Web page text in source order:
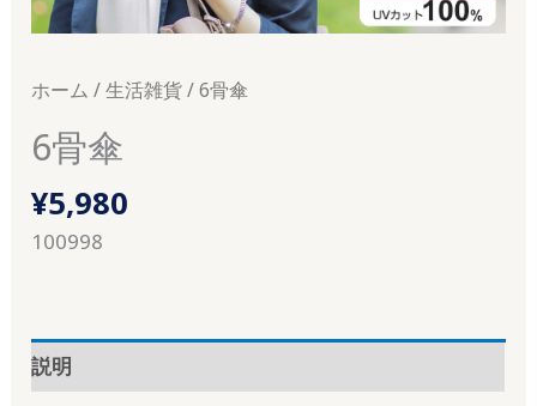
ホーム /生活雑貨/ 6骨傘
6骨傘
¥5,980
100998
説明